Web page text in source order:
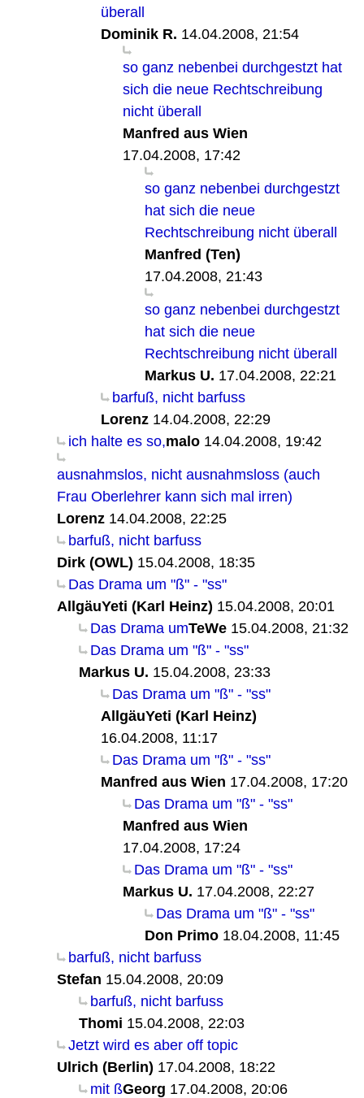
überall
Dominik R. 14.04.2008, 21:54
so ganz nebenbei durchgestzt hat
sich die neue Rechtschreibung
nicht überall
Manfred aus Wien
17.04.2008, 17:42
so ganz nebenbei durchgestzt
hat sich die neue
Rechtschreibung nicht überall
Manfred (Ten)
17.04.2008, 21:43
so ganz nebenbei durchgestzt
hat sich die neue
Rechtschreibung nicht überall
Markus U. 17.04.2008, 22:21
barfuß, nicht barfuss
Lorenz 14.04.2008, 22:29
ich halte es so,malo 14.04.2008, 19:42
ausnahmslos, nicht ausnahmsloss (auch
Frau Oberlehrer kann sich mal irren)
Lorenz 14.04.2008, 22:25
barfuß, nicht barfuss
Dirk (OWL) 15.04.2008, 18:35
Das Drama um "ß" - "ss"
AllgäuYeti (Karl Heinz) 15.04.2008, 20:01
Das Drama umTeWe 15.04.2008, 21:32
Das Drama um "ß" - "ss"
Markus U. 15.04.2008, 23:33
Das Drama um "ß" - "ss"
AllgäuYeti (Karl Heinz)
16.04.2008, 11:17
Das Drama um "ß" - "ss"
Manfred aus Wien 17.04.2008, 17:20
Das Drama um "ß" - "ss"
Manfred aus Wien
17.04.2008, 17:24
Das Drama um "ß" - "ss"
Markus U. 17.04.2008, 22:27
Das Drama um "ß" - "ss"
Don Primo 18.04.2008, 11:45
barfuß, nicht barfuss
Stefan 15.04.2008, 20:09
barfuß, nicht barfuss
Thomi 15.04.2008, 22:03
Jetzt wird es aber off topic
Ulrich (Berlin) 17.04.2008, 18:22
mit ßGeorg 17.04.2008, 20:06